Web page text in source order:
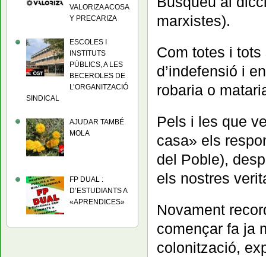
marxistes).
Com totes i
d’indefensió i
robaria o
Pels i les que
casa» els
del Poble),
els nostres
Novament
començar fa ja
colonització,
VALORIZA ACOSA
Y PRECARIZA
ESCOLES I
INSTITUTS
PÚBLICS, A LES
BECEROLES DE
L’ORGANITZACIÓ
SINDICAL
AJUDAR TAMBÉ
MOLA
FP DUAL :
D’ESTUDIANTS A
«APRENDICES»